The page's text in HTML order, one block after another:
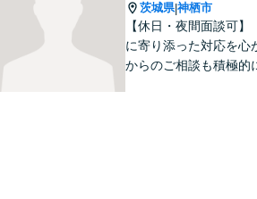
茨城県|神栖市
【休日・夜間面談可
に寄り添った対応を心
からのご相談も積極的